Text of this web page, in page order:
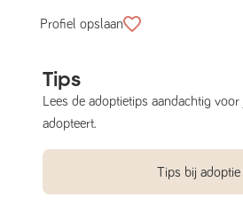
Profiel opslaan
Tips
Lees de adoptietips aandachtig voor
adopteert.
Tips bij adoptie